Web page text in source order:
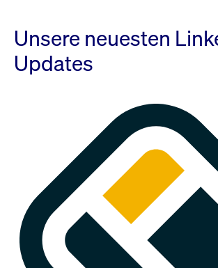
Unsere neuesten
Updates